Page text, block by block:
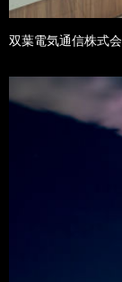
双葉電気通信株式